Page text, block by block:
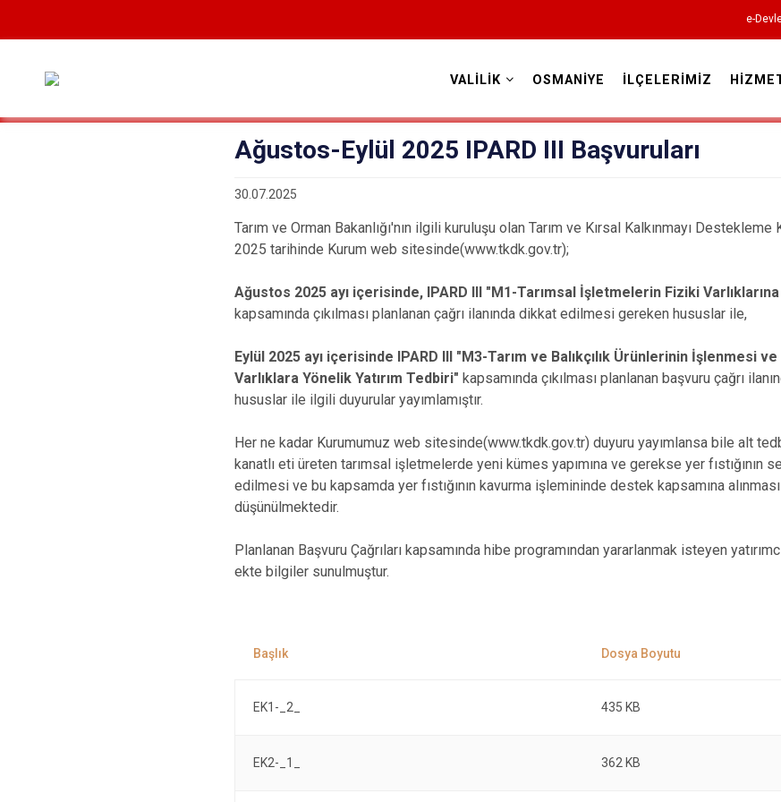
e-
VALİLİK OSMANİYE İLÇELERİMİZ
Ağustos-Eylül 2025 IPARD III Başvuruları
30.07.2025
Tarım ve Orman Bakanlığı'nın ilgili kuruluşu olan Tarım ve Kırsal Kalkınmayı
2025 tarihinde Kurum web sitesinde(www.tkdk.gov.tr);
Ağustos 2025 ayı içerisinde, IPARD III "M1-Tarımsal İşletmelerin Fiziki
kapsamında çıkılması planlanan çağrı ilanında dikkat edilmesi gereken hususlar ile,
Eylül 2025 ayı içerisinde IPARD III "M3-Tarım ve Balıkçılık Ürünlerinin İşlenmesi
Varlıklara Yönelik Yatırım Tedbiri" kapsamında çıkılması planlanan başvuru çağrı
hususlar ile ilgili duyurular yayımlamıştır.
Her ne kadar Kurumumuz web sitesinde(www.tkdk.gov.tr) duyuru yayımlansa bile alt
kanatlı eti üreten tarımsal işletmelerde yeni kümes yapımına ve gerekse yer fıstığının
edilmesi ve bu kapsamda yer fıstığının kavurma işlemininde destek kapsamına
düşünülmektedir.
Planlanan Başvuru Çağrıları kapsamında hibe programından yararlanmak isteyen
ekte bilgiler sunulmuştur.
EK1-_2_ 435 KB
EK2-_1_ 362 KB